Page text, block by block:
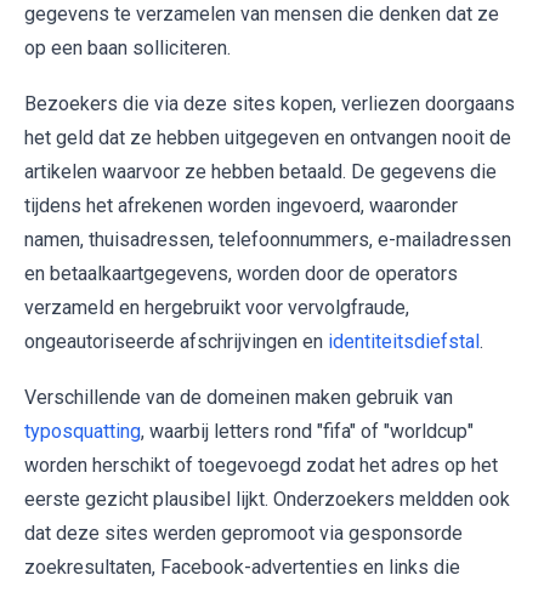
gegevens te verzamelen van mensen die denken dat ze
op een baan solliciteren.
Bezoekers die via deze sites kopen, verliezen doorgaans
het geld dat ze hebben uitgegeven en ontvangen nooit de
artikelen waarvoor ze hebben betaald. De gegevens die
tijdens het afrekenen worden ingevoerd, waaronder
namen, thuisadressen, telefoonnummers, e-mailadressen
en betaalkaartgegevens, worden door de operators
verzameld en hergebruikt voor vervolgfraude,
ongeautoriseerde afschrijvingen en identiteitsdiefstal.
Verschillende van de domeinen maken gebruik van
typosquatting, waarbij letters rond "fifa" of "worldcup"
worden herschikt of toegevoegd zodat het adres op het
eerste gezicht plausibel lijkt. Onderzoekers meldden ook
dat deze sites werden gepromoot via gesponsorde
zoekresultaten, Facebook-advertenties en links die